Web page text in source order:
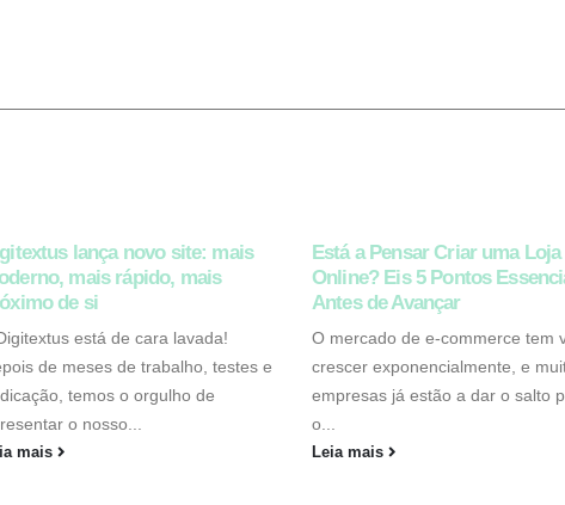
lança novo site: mais
mais rápido, mais
de si
está de cara lavada!
de meses de trabalho, testes e
temos o orgulho de
o nosso...
mais
Está a Pensar Criar uma Loja
Online? Eis 5 Pontos
Antes de Avançar
O mercado de e-commerce tem
crescer exponencialmente, e
empresas já estão a dar o salto
o...
Leia mais